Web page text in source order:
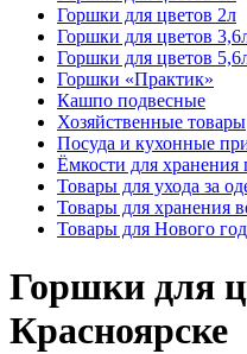
Горшки для цветов 2л
Горшки для цветов
Горшки для цветов
Горшки «Практик»
Кашпо подвесные
Хозяйственные товары
Посуда и кухонные
Ёмкости для хранения
Товары для ухода за
Товары для хранения
Товары для Нового
Горшки для
Красноярске